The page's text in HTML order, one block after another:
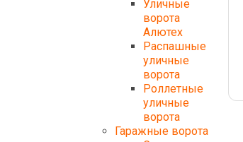
Уличные
ворота
Алютех
Распашные
уличные
ворота
Роллетные
уличные
ворота
Гаражные ворота